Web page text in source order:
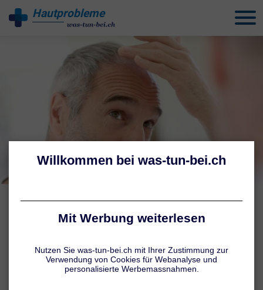
Hautproblemebehandeln
Seborrhoisches Ekzem:
Typisches Symptom des seborrhoischen Ekzems sind fettige,
weissliche bis gelbliche Schuppen, die sich z. B. auf der Kopfhaut